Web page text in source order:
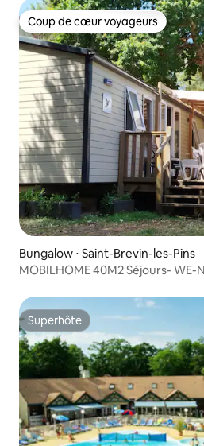
Coup de cœur voyageurs
Coup de cœur voyageurs
Bungalow ⋅ Saint-Brevin-les-Pins
MOBILHOME 40M2 Séjours- WE-
Superhôte
Superhôte